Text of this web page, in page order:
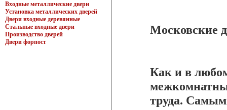
Входные металлические двери
Установка металлических дверей
Двери входные деревянные
Стальные входные двери
Производство дверей
Двери форпост
Московские
Как и в
труда.